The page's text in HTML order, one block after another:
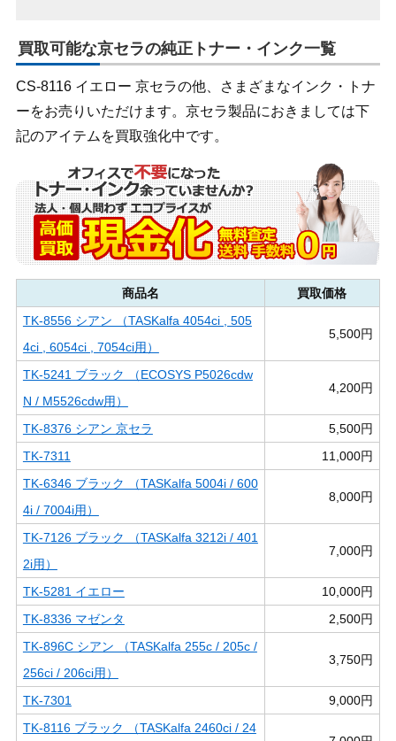
買取可能な京セラの純正トナー・インク一覧
CS-8116 イエロー 京セラの他、さまざまなインク・トナ
ーをお売りいただけます。京セラ製品におきましては下
記のアイテムを買取強化中です。
商品名
買取価格
TK-8556 シアン （TASKalfa 4054ci , 505
4ci , 6054ci , 7054ci用）
5,500円
TK-5241 ブラック （ECOSYS P5026cdw
N / M5526cdw用）
4,200円
TK-8376 シアン 京セラ
5,500円
TK-7311
11,000円
TK-6346 ブラック （TASKalfa 5004i / 600
4i / 7004i用）
8,000円
TK-7126 ブラック （TASKalfa 3212i / 401
2i用）
7,000円
TK-5281 イエロー
10,000円
TK-8336 マゼンタ
2,500円
TK-896C シアン （TASKalfa 255c / 205c /
256ci / 206ci用）
3,750円
TK-7301
9,000円
TK-8116 ブラック （TASKalfa 2460ci / 24